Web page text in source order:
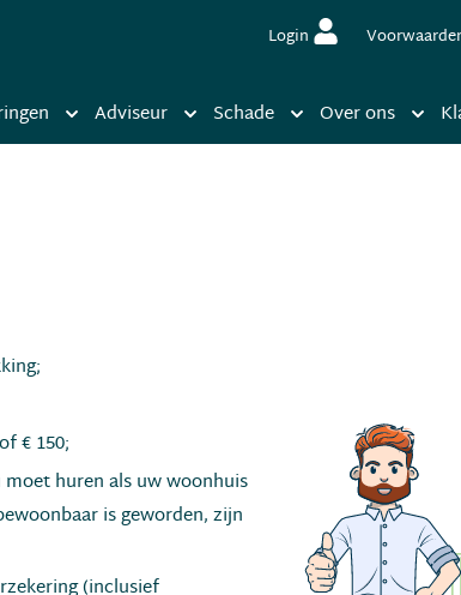
Adviseur Schade Over ons
Login
€ 150;
huren als uw woonhuis
is geworden, zijn
(inclusief